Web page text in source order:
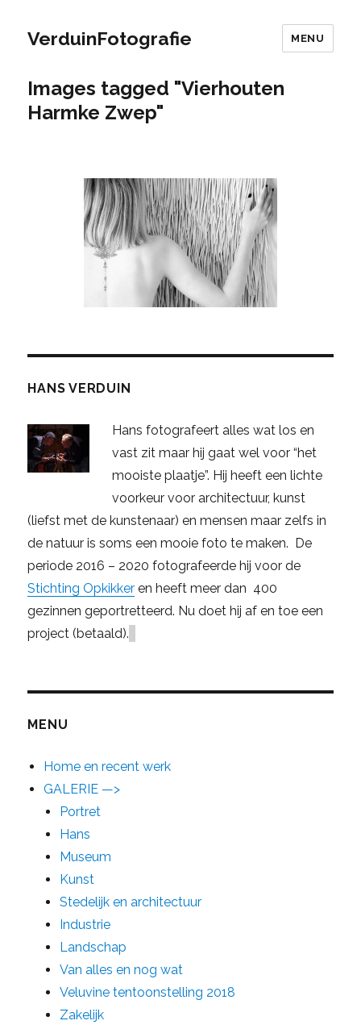
VerduinFotografie MENU
Images tagged "Vierhouten
Harmke Zwep"
HANS VERDUIN
Hans fotografeert alles wat los en
vast zit maar hij gaat wel voor “het
mooiste plaatje”. Hij heeft een lichte
voorkeur voor architectuur, kunst
(liefst met de kunstenaar) en mensen maar zelfs in
de natuur is soms een mooie foto te maken. De
periode 2016 – 2020 fotografeerde hij voor de
Stichting Opkikker en heeft meer dan 400
gezinnen geportretteerd. Nu doet hij af en toe een
project (betaald).
MENU
Home en recent werk
GALERIE —>
Portret
Hans
Museum
Kunst
Stedelijk en architectuur
Industrie
Landschap
Van alles en nog wat
Veluvine tentoonstelling 2018
Zakelijk